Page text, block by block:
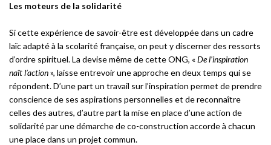
Les moteurs de la solidarité
Si cette expérience de savoir-être est développée dans un cadre
laïc adapté à la scolarité française, on peut y discerner des ressorts
d’ordre spirituel. La devise même de cette ONG, «De l’inspiration
naît l’action», laisse entrevoir une approche en deux temps qui se
répondent. D’une part un travail sur l’inspiration permet de prendre
conscience de ses aspirations personnelles et de reconnaître
celles des autres, d’autre part la mise en place d’une action de
solidarité par une démarche de co-construction accorde à chacun
une place dans un projet commun.